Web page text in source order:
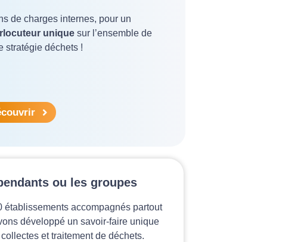
de charges internes, pour un
uniquesur l’ensemble de
stratégie déchets !
ou les groupes
établissements accompagnés partout
développé un savoir-faire unique
et traitement de déchets.